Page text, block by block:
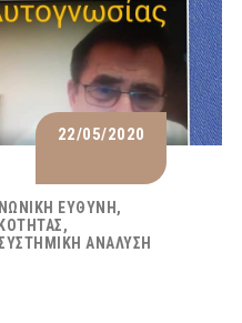
22/05/2020
ΕΥΘΎΝΗ
ΑΝΆΛΥΣΗ